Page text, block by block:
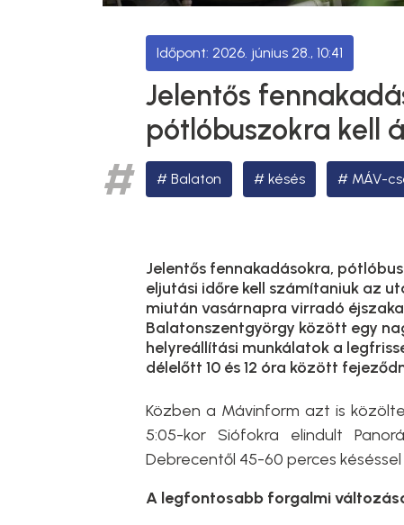
2026. június 28., 10:41
Jelentős
pótlóbuszokra kell
Balaton késés MÁV-
Jelentős fennakadásokra,
eljutási időre kell számítaniuk az
miután vasárnapra virradó
Balatonszentgyörgy között egy
helyreállítási munkálatok a
délelőtt 10 és 12 óra között
Közben a Mávinform azt is
5:05-kor Siófokra elindult
Debrecentől 45-60 perces
A legfontosabb forgalmi